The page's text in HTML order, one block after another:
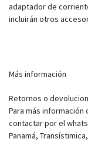
adaptador de
incluirán otros
Más información
Retornos o
Para más
contactar por el
Panamá,